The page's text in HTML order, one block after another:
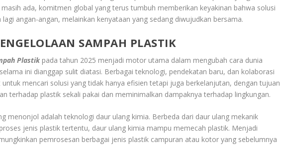
ada, komitmen global yang terus tumbuh memberikan keyakinan bahwa solusi
angan-angan, melainkan kenyataan yang sedang diwujudkan bersama.
SAMPAH PLASTIK
Plastikpada tahun 2025 menjadi motor utama dalam mengubah cara dunia
ini dianggap sulit diatasi. Berbagai teknologi, pendekatan baru, dan kolaborasi
mencari solusi yang tidak hanya efisien tetapi juga berkelanjutan, dengan tujuan
terhadap plastik sekali pakai dan meminimalkan dampaknya terhadap lingkungan.
menonjol adalah teknologi daur ulang kimia. Berbeda dari daur ulang mekanik
jenis plastik tertentu, daur ulang kimia mampu memecah plastik. Menjadi
pemrosesan berbagai jenis plastik campuran atau kotor yang sebelumnya